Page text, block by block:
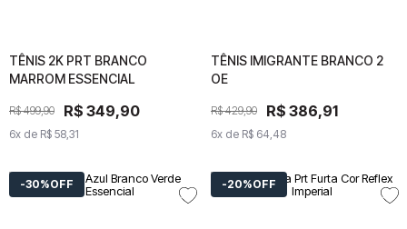
TÊNIS 2K PRT BRANCO
MARROM ESSENCIAL
R$ 499,90 R$ 349,90
6x de R$ 58,31
TÊNIS 2K PRT BRANCO
MARROM ESSENCIAL
R$ 499 90 R$ 349,90
6x deR$ 58
TÊNIS IMIGRANTE BRANCO 2
OE
R$ 429,90 R$ 386,91
6x de R$ 64,48
TÊNIS IMIGRANTE
R$ 429 90 R$ 386,
6x deR$ 64
30%OFF 20%OFF